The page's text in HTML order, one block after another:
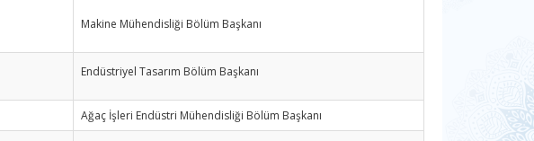
Makine Mühendisliği Bölüm Başkanı
Endüstriyel Tasarım Bölüm Başkanı
Ağaç İşleri Endüstri Mühendisliği Bölüm Başkanı